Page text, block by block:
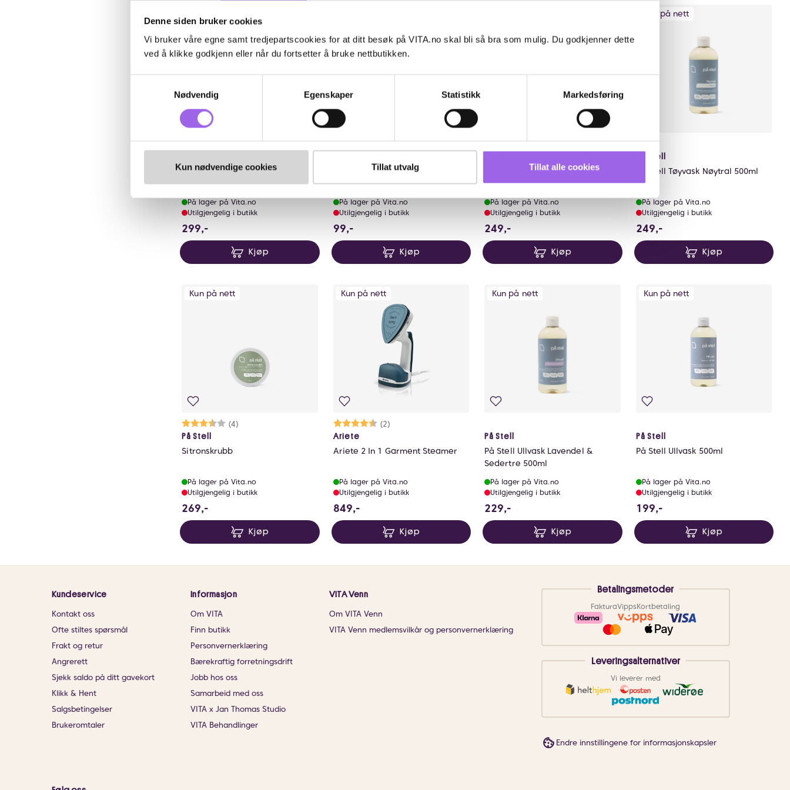
Denne siden bruker cookies
Vi bruker våre egne samt tredjepartscookies for at ditt besøk på VITA.no skal bli så bra som mulig. Du godkjenner dette
ved å klikke godkjenn eller når du fortsetter å bruke nettbutikken.
Nødvendig
Egenskaper Statistikk Markedsføring
Kun nødvendige cookies Tillat utvalg Tillat alle cookies
(6)
Sitronvask
På lager på Vita.no
Utilgjengelig i butikk
299,-
Kjøp
På Stell Refill Universalspray
Sitron 100ml
På lager på Vita.no
Utilgjengelig i butikk
99,-99 NOK
Kjøp
(3)
På Stell Tøyvask Sitron
På lager på Vita.no
Utilgjengelig i butikk
249,-
Kjøp
Kun på nett
På Stell
På Stell Tøyvask Nøytral 500ml
På lager på Vita.no
Utilgjengelig i butikk
249,-249 NOK
Kjøp
Kun på nett
Karakter:
(4)
3.8 av 5 mulige
På Stell
Sitronskrubb
På lager på Vita.no
Utilgjengelig i butikk
269,-
Kjøp
Kun på nett
Karakter:
(2)
4.5 av 5 mulige
Ariete
Ariete 2 In 1 Garment Steamer
På lager på Vita.no
Utilgjengelig i butikk
849,-849 NOK
Kjøp
Kun på nett
På Stell
På Stell Ullvask Lavendel &
Sedertre 500ml
På lager på Vita.no
Utilgjengelig i butikk
229,-
Kjøp
Kun på nett
På Stell
På Stell Ullvask 500ml
På lager på Vita.no
Utilgjengelig i butikk
199,-199 NOK
Kjøp
Kundeservice
Kontakt oss
Ofte stiltes spørsmål
Frakt og retur
Angrerett
Sjekk saldo på ditt gavekort
Klikk & Hent
Salgsbetingelser
Brukeromtaler
Informasjon
Om VITA
Finn butikk
Personvernerklæring
Bærekraftig forretningsdrift
Jobb hos oss
Samarbeid med oss
VITA x Jan Thomas Studio
VITA Behandlinger
VITA Venn
Om VITA Venn
VITA Venn medlemsvilkår og personvernerklæring
Betalingsmetoder
FakturaVippsKortbetaling
Leveringsalternativer
Vi leverer med
Endre innstillingene for informasjonskapsler